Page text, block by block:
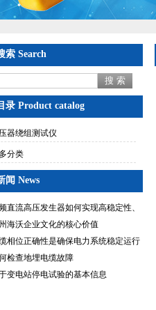
索 Search
录 Product catalog
器绕组测试仪
分类
闻 News
直流高压发生器如何实现高稳定性、
波与便携式设计？
海沃企业文化的核心价值
相位正确性是确保电力系统稳定运行
要措施
检查地埋电缆故障
变电站停电试验的基本信息